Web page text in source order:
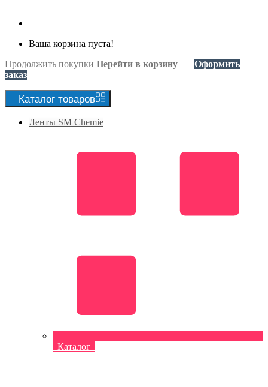
Ваша корзина пуста!
Продолжить покупки Перейти в корзину
Оформить
заказ
Каталог товаров
Ленты SM Chemie
Каталог